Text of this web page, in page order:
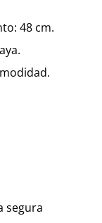
48 cm.
segura